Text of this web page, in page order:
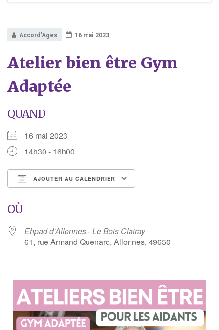
Accord'Ages 16 mai 2023
Atelier bien être Gym
Adaptée
QUAND
16 mai 2023
14h30 - 16h00
AJOUTER AU CALENDRIER
OÙ
Ehpad d'Allonnes - Le Bois Clairay
61, rue Armand Quenard, Allonnes, 49650